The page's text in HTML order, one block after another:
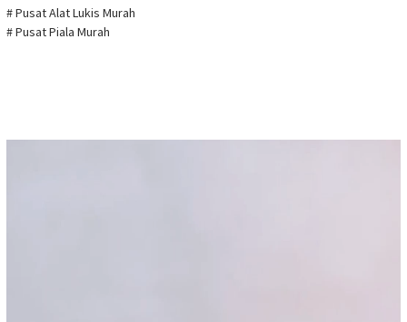
# Pusat Alat Lukis Murah
# Pusat Piala Murah